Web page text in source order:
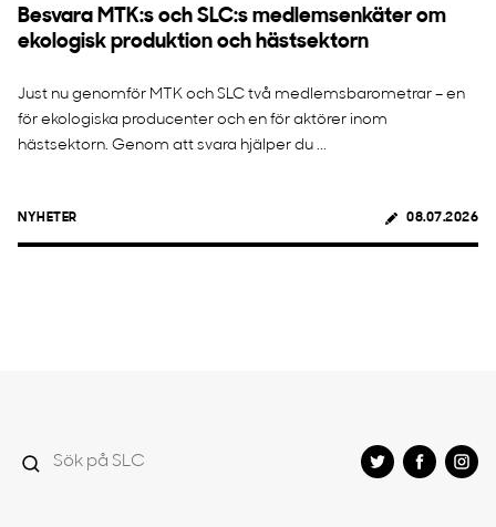
Besvara MTK:s och SLC:s medlemsenkäter om
ekologisk produktion och hästsektorn
Just nu genomför MTK och SLC två medlemsbarometrar – en
för ekologiska producenter och en för aktörer inom
hästsektorn. Genom att svara hjälper du ...
NYHETER 08.07.2026